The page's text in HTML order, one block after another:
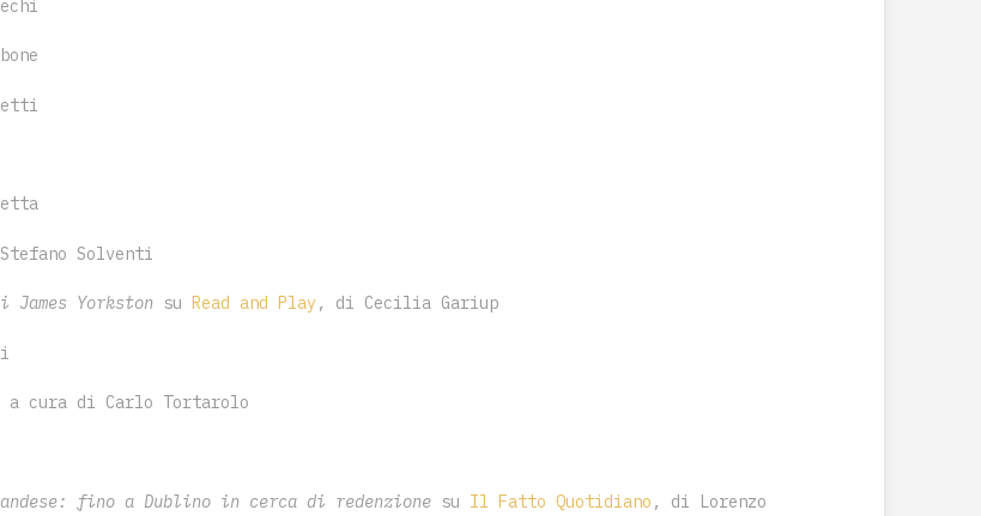
Solventi
Yorkstonsu Read and Play, di Cecilia Gariup
cura di Carlo Tortarolo
fino a Dublino in cerca di redenzionesu Il Fatto Quotidiano , di Lorenzo